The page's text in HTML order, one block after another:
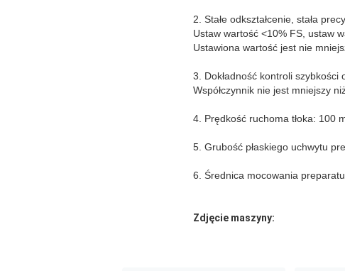
2. Stałe odkształcenie, stała
Ustaw wartość <10% FS, ustaw
Ustawiona wartość jest nie
3. Dokładność kontroli szybkości
Współczynnik nie jest mniejszy
4. Prędkość ruchoma tłoka: 100
5. Grubość płaskiego uchwytu
6. Średnica mocowania
Zdjęcie maszyny: